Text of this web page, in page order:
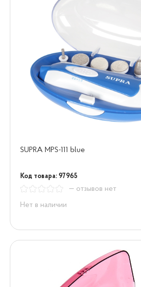
SUPRA MPS-111 blue
Код товара: 97965
— отзывов нет
Нет в наличии